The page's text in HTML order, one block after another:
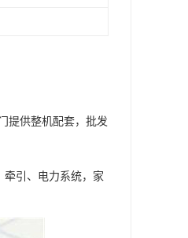
提供整机配套，批发
牵引、电力系统，家